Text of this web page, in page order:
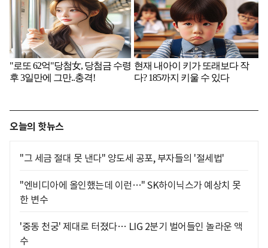
오늘의 핫뉴스
"그 세금 절대 못 낸다" 양도세 공포, 부자들의 '절세법'
"엔비디아에 올인했는데 이런…" SK하이닉스가 예상치 못
한 변수
'중동 천궁' 제대로 터졌다… LIG 2분기 벌어들인 놀라운 액
수